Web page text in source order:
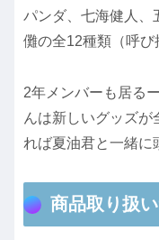
パンダ、七海健人、
儺の全12種類（呼び
2年メンバーも居る
んは新しいグッズ
れば夏油君と一緒に
商品取り扱